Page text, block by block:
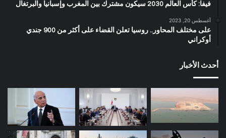
فيفا: كأس العالم 2030 سيكون مشترك بين المغرب وإسبانيا والبرتغال
أغسطس 20, 2023
على مختلف المحاور.. روسيا تعلن القضاء على أكثر من 900 جندي
أوكراني
أحدث الأخبار